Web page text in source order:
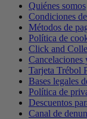
Quiénes somos
Condiciones
Métodos de
Política de
Click and
Cancelaciones
Tarjeta Trébol
Bases legales
Política de
Descuentos
Canal de